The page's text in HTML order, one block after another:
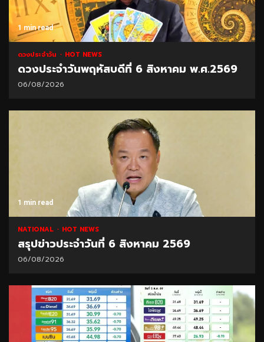
1 min read
ดวงประจำวัน HOT NEWS
ดวงประจำวันพฤหัสบดีที่ 6 สิงหาคม พ.ศ.2569
06/08/2026
1 min read
NATIONAL HOT NEWS
สรุปข่าวประจำวันที่ 6 สิงหาคม 2569
06/08/2026